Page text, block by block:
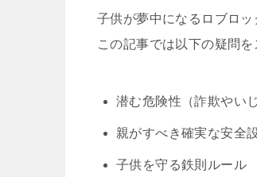
子供が夢中になるロブロ
この記事では以下の疑問を
潜む危険性（詐欺やい
親がすべき確実な安全
子供を守る鉄則ルール